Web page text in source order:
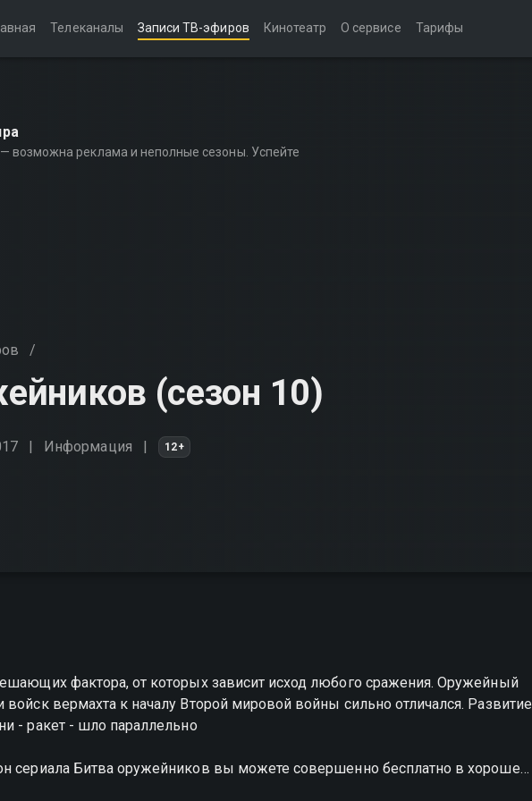
Телеканалы Записи ТВ-эфиров Кинотеатр О сервисе Тарифы
возможна реклама и неполные сезоны. Успейте
/
(сезон 10)
Информация 12+
фактора, от которых зависит исход любого сражения. Оружейный
войск вермахта к началу Второй мировой войны сильно отличался. Развитие
- ракет - шло параллельно
сериала Битва оружейников вы можете совершенно бесплатно в хорошем